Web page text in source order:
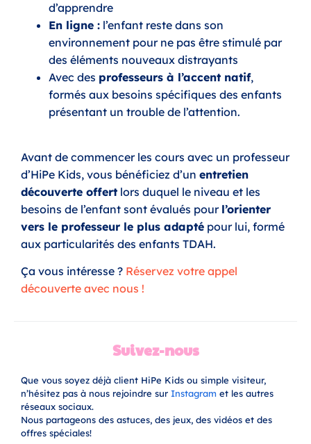
d’apprendre
En ligne : l’enfant reste dans son
environnement pour ne pas être stimulé par
des éléments nouveaux distrayants
Avec des professeurs à l’accent natif,
formés aux besoins spécifiques des enfants
présentant un trouble de l’attention.
Avant de commencer les cours avec un professeur
d’HiPe Kids, vous bénéficiez d’un entretien
découverte offert lors duquel le niveau et les
besoins de l’enfant sont évalués pour l’orienter
vers le professeur le plus adapté pour lui, formé
aux particularités des enfants TDAH.
Ça vous intéresse ? Réservez votre appel
découverte avec nous !
Suivez-nous
Que vous soyez déjà client HiPe Kids ou simple visiteur,
n’hésitez pas à nous rejoindre sur Instagram et les autres
réseaux sociaux.
Nous partageons des astuces, des jeux, des vidéos et des
offres spéciales!